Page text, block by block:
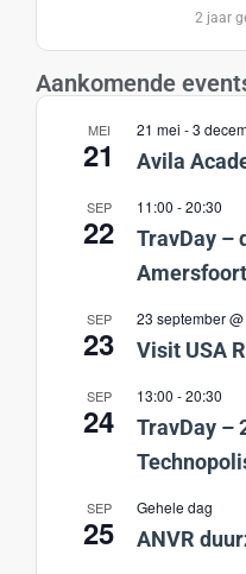
2 jaar
Aankomende
MEI
21
21 mei -3
Avila
SEP
22
11:00 -20:30
TravDay –
Amersfoort
SEP
23
23 september
Visit USA
SEP
24
13:00 -20:30
TravDay –
SEP
25
Gehele dag
ANVR